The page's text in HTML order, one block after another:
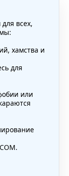
всех,
хамства и
для
или
или чужие